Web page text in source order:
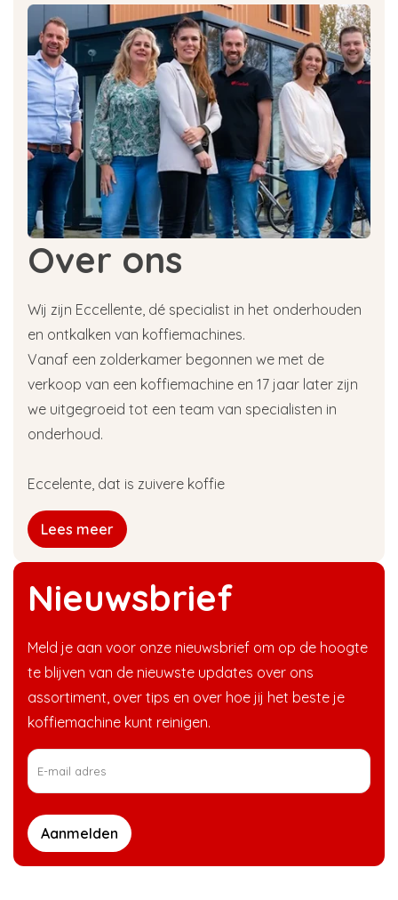
Nieuwsbrief
Meld je aan voor onze nieuwsbrief om op de hoogte
te blijven van de nieuwste updates over ons
assortiment, over tips en over hoe jij het beste je
koffiemachine kunt reinigen.
Aanmelden
Over ons
Wij zijn Eccellente, dé specialist in het onderhouden
en ontkalken van koffiemachines.
Vanaf een zolderkamer begonnen we met de
verkoop van een koffiemachine en 17 jaar later zijn
we uitgegroeid tot een team van specialisten in
onderhoud.
Eccelente, dat is zuivere koffie
Lees meer